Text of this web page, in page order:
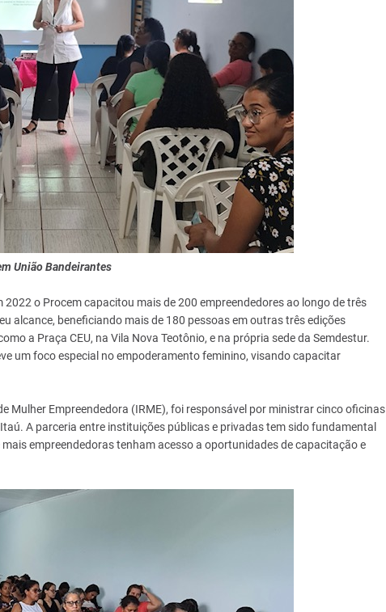
União Bandeirantes
o Procem capacitou mais de 200 empreendedores ao longo de três
alcance, beneficiando mais de 180 pessoas em outras três edições
a Praça CEU, na Vila Nova Teotônio, e na própria sede da Semdestur.
um foco especial no empoderamento feminino, visando capacitar
Mulher Empreendedora (IRME), foi responsável por ministrar cinco oficinas
A parceria entre instituições públicas e privadas tem sido fundamental
empreendedoras tenham acesso a oportunidades de capacitação e